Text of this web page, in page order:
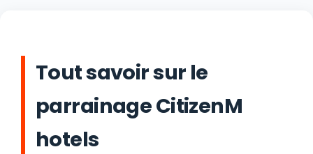
Tout savoir sur le
parrainage CitizenM
hotels